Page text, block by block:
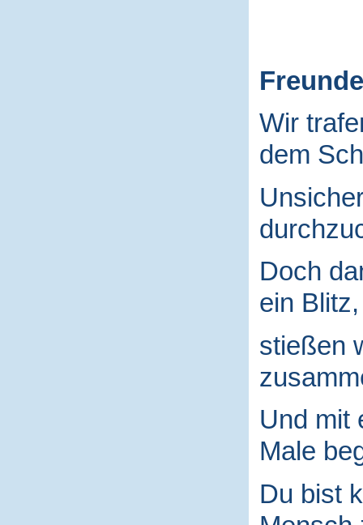
Freunde
Wir
dem
Doch
ein Blitz,
stießen
Und mit
Male
Du bist